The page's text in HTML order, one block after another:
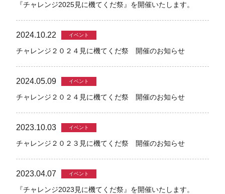
『チャレンジ2025見に機てくだ祭』を開催いたします。
2024.10.22 イベント
チャレンジ２０２４見に機てくだ祭 開催のお知らせ
2024.05.09 イベント
チャレンジ２０２４見に機てくだ祭 開催のお知らせ
2023.10.03 イベント
チャレンジ２０２３見に機てくだ祭 開催のお知らせ
2023.04.07 イベント
『チャレンジ2023見に機てくだ祭』を開催いたします。